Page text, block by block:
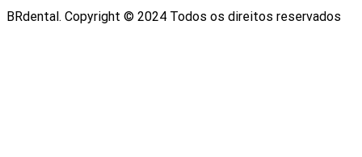
BRdental. Copyright © 2024 Todos os direitos reservados